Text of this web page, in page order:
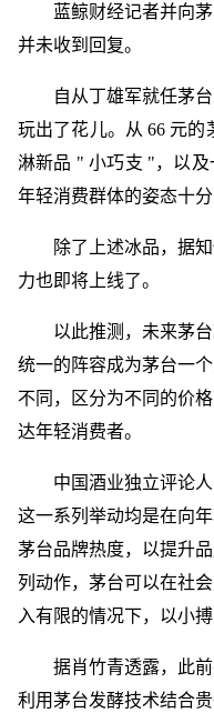
蓝鲸财经记者并向
并未收到回复。
自从丁雄军就任茅
玩出了花儿。从 66 元的
淋新品 " 小巧支 "，以
年轻消费群体的姿态十分
除了上述冰品，据
力也即将上线了。
以此推测，未来茅
统一的阵容成为茅台一
不同，区分为不同的价
达年轻消费者。
中国酒业独立评论
这一系列举动均是在向
茅台品牌热度，以提升
列动作，茅台可以在社
入有限的情况下，以小
据肖竹青透露，此
利用茅台发酵技术结合